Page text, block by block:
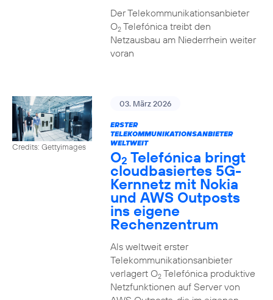
Der Telekommunikationsanbieter
O2Telefónica treibt den
Netzausbau am Niederrhein weiter
voran
Credits: Gettyimages
03. März 2026
ERSTER
TELEKOMMUNIKATIONSANBIETER
WELTWEIT
O2 Telefónica bringt
cloudbasiertes 5G-
Kernnetz mit Nokia
und AWS Outposts
ins eigene
Rechenzentrum
Als weltweit erster
Telekommunikationsanbieter
verlagert O2Telefónica produktive
Netzfunktionen auf Server von